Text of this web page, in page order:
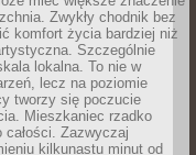
Zwykły chodnik bez
komfort życia bardziej niż
Szczególnie
lokalna. To nie w
lecz na poziomie
tworzy się poczucie
Mieszkaniec rzadko
Zazwyczaj
kilkunastu minut od